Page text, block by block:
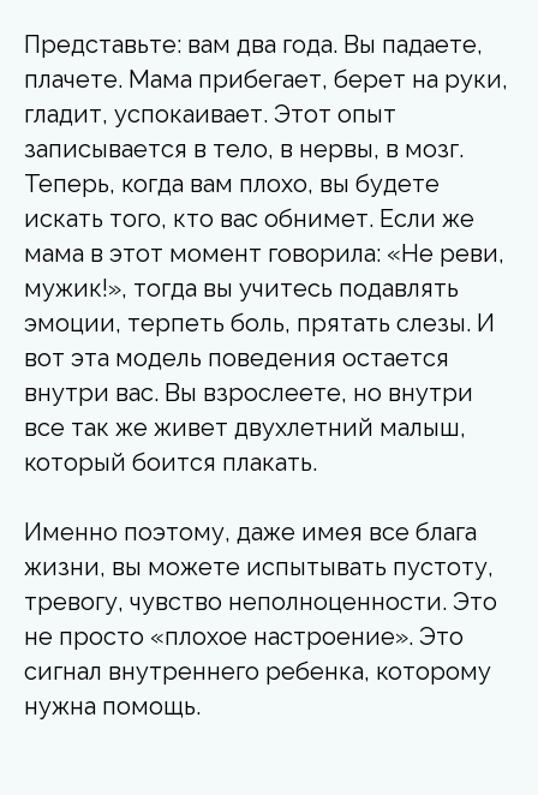
Представьте: вам два года. Вы падаете,
плачете. Мама прибегает, берет на руки,
гладит, успокаивает. Этот опыт
записывается в тело, в нервы, в мозг.
Теперь, когда вам плохо, вы будете
искать того, кто вас обнимет. Если же
мама в этот момент говорила: «Не реви,
мужик!», тогда вы учитесь подавлять
эмоции, терпеть боль, прятать слезы. И
вот эта модель поведения остается
внутри вас. Вы взрослеете, но внутри
все так же живет двухлетний малыш,
который боится плакать.
Именно поэтому, даже имея все блага
жизни, вы можете испытывать пустоту,
тревогу, чувство неполноценности. Это
не просто «плохое настроение». Это
сигнал внутреннего ребенка, которому
нужна помощь.